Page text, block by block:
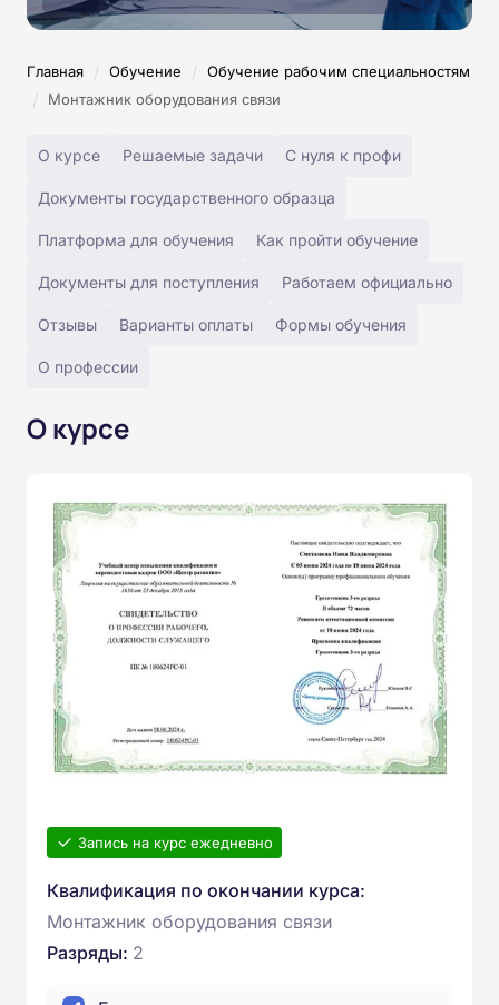
Главная / Обучение / Обучение рабочим специальностям
/ Монтажник оборудования связи
О курсе Решаемые задачи С нуля к профи
Документы государственного образца
Платформа для обучения Как пройти обучение
Документы для поступления Работаем официально
Отзывы Варианты оплаты Формы обучения
О профессии
О курсе
Запись на курс ежедневно
Квалификация по окончании курса:
Монтажник оборудования связи
Разряды: 2